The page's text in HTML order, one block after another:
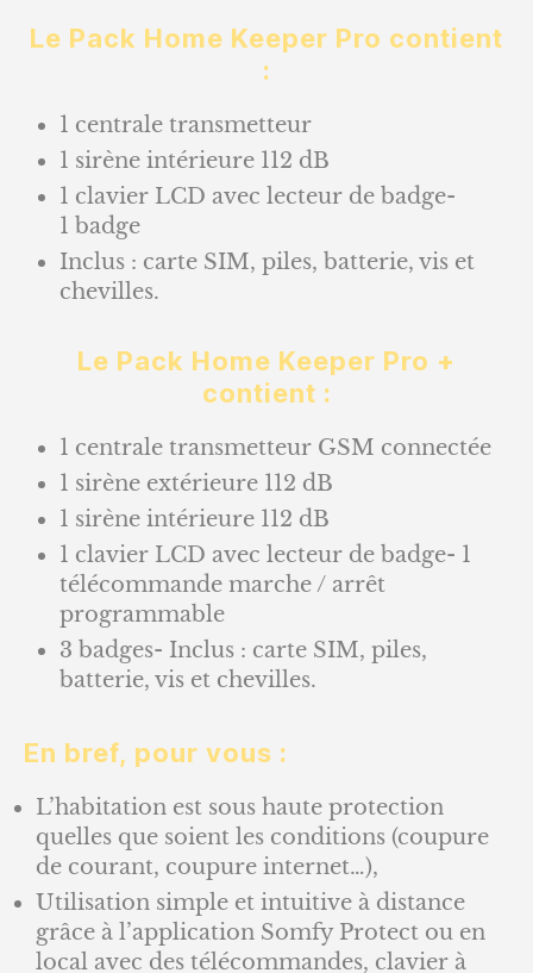
Le Pack Home Keeper Pro contient
:
1 centrale transmetteur
1 sirène intérieure 112 dB
1 clavier LCD avec lecteur de badge-
1 badge
Inclus : carte SIM, piles, batterie, vis et
chevilles.
Le Pack Home Keeper Pro +
contient :
1 centrale transmetteur GSM connectée
1 sirène extérieure 112 dB
1 sirène intérieure 112 dB
1 clavier LCD avec lecteur de badge- 1
télécommande marche / arrêt
programmable
3 badges- Inclus : carte SIM, piles,
batterie, vis et chevilles.
En bref, pour vous :
L’habitation est sous haute protection
quelles que soient les conditions (coupure
de courant, coupure internet…),
Utilisation simple et intuitive à distance
grâce à l’application Somfy Protect ou en
local avec des télécommandes, clavier à